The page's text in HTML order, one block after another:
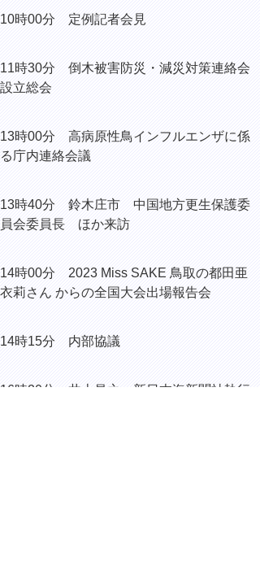
10時00分 定例記者会見
11時30分 倒木被害防災・減災対策連絡会
設立総会
13時00分 高病原性鳥インフルエンザに係
る庁内連絡会議
13時40分 鈴木庄市 中国地方更生保護委
員会委員長 ほか来訪
14時00分 2023 Miss SAKE 鳥取の都田亜
衣莉さん からの全国大会出場報告会
14時15分 内部協議
16時20分 井上昌之 新日本海新聞社執行